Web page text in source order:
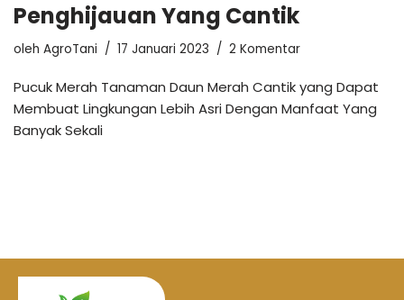
Penghijauan Yang Cantik
oleh AgroTani 17 Januari 2023 2 Komentar
Pucuk Merah Tanaman Daun Merah Cantik yang Dapat
Membuat Lingkungan Lebih Asri Dengan Manfaat Yang
Banyak Sekali